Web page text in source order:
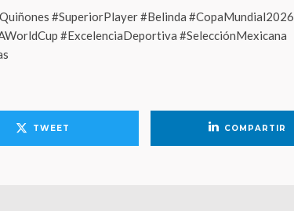
#SuperiorPlayer #Belinda #CopaMundial2026
#ExcelenciaDeportiva #SelecciónMexicana
TWEET COMPARTIR